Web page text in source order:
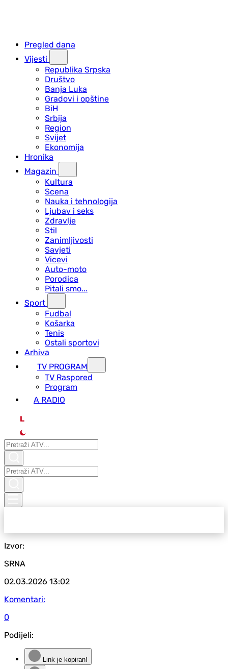
Pregled dana
Vijesti
Republika Srpska
Društvo
Banja Luka
Gradovi i opštine
BiH
Srbija
Region
Svijet
Ekonomija
Hronika
Magazin
Kultura
Scena
Nauka i tehnologija
Ljubav i seks
Zdravlje
Stil
Zanimljivosti
Savjeti
Vicevi
Auto-moto
Porodica
Pitali smo...
Sport
Fudbal
Košarka
Tenis
Ostali sportovi
Arhiva
TV PROGRAM
ТV Raspored
Program
A RADIO
L
Izvor:
SRNA
02.03.2026 13:02
Komentari:
0
Podijeli:
Link je kopiran!